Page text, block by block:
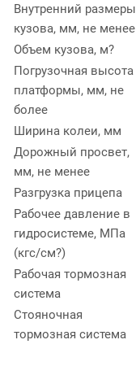
Внутренний размеры
кузова, мм, не менее
Объем кузова, м?
Погрузочная высота
платформы, мм, не
более
Ширина колеи, мм
Дорожный просвет,
мм, не менее
Разгрузка прицепа
Рабочее давление в
гидросистеме, МПа
(кгс/см?)
Рабочая тормозная
система
Стояночная
тормозная система